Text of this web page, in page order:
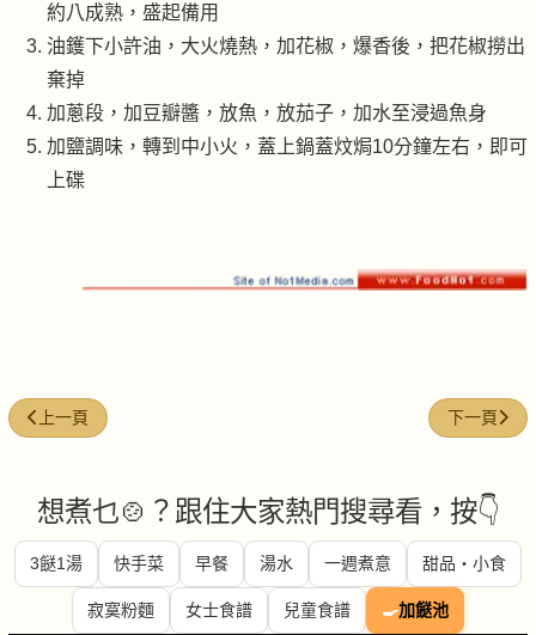
約八成熟，盛起備用
油鑊下小許油，大火燒熱，加花椒，爆香後，把花椒撈出
棄掉
加蔥段，加豆瓣醬，放魚，放茄子，加水至浸過魚身
加鹽調味，轉到中小火，蓋上鍋蓋炆焗10分鐘左右，即可
上碟
上一篇文章: 清蒸石班尾
上一頁 下一篇文章
下一頁
想煮乜🍲？跟住大家熱門搜尋看，按👇
3餸1湯 快手菜 早餐 湯水 一週煮意 甜品・小食
寂寞粉麵 女士食譜 兒童食譜 🍳加餸池